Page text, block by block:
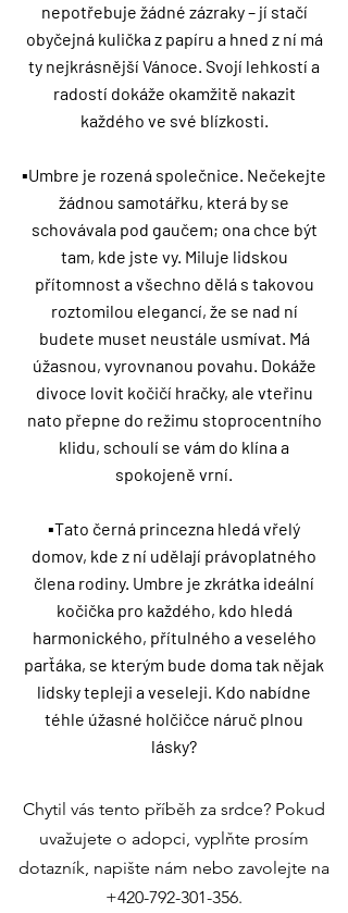
nepotřebuje žádné zázraky – jí stačí
obyčejná kulička z papíru a hned z ní má
ty nejkrásnější Vánoce. Svojí lehkostí a
radostí dokáže okamžitě nakazit
každého ve své blízkosti.
▪️Umbre je rozená společnice. Nečekejte
žádnou samotářku, která by se
schovávala pod gaučem; ona chce být
tam, kde jste vy. Miluje lidskou
přítomnost a všechno dělá s takovou
roztomilou elegancí, že se nad ní
budete muset neustále usmívat. Má
úžasnou, vyrovnanou povahu. Dokáže
divoce lovit kočičí hračky, ale vteřinu
nato přepne do režimu stoprocentního
klidu, schoulí se vám do klína a
spokojeně vrní.
▪️Tato černá princezna hledá vřelý
domov, kde z ní udělají právoplatného
člena rodiny. Umbre je zkrátka ideální
kočička pro každého, kdo hledá
harmonického, přítulného a veselého
parťáka, se kterým bude doma tak nějak
lidsky tepleji a veseleji. Kdo nabídne
téhle úžasné holčičce náruč plnou
lásky?
Chytil vás tento příběh za srdce? Pokud
uvažujete o adopci, vyplňte prosím
dotazník, napište nám nebo zavolejte na
+420-792-301-356.